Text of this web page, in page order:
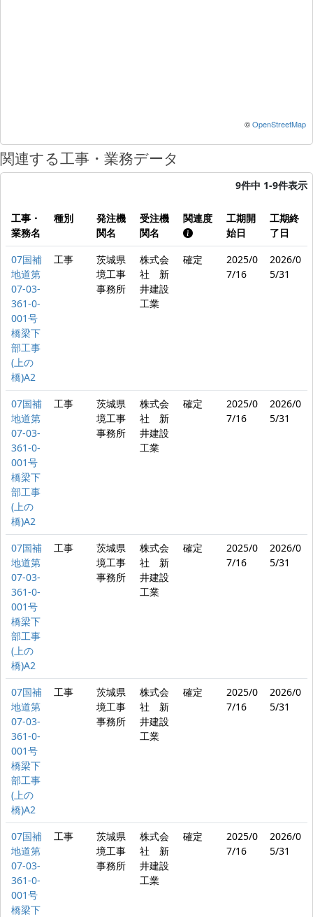
©OpenStreetMap
関連する工事・業務データ
9件中 1-9件表示
工事・
業務名
種別
発注機
関名
受注機
関名
関連度
工期開
始日
工期終
了日
07国補
地道第
07-03-
361-0-
001号
橋梁下
部工事
(上の
橋)A2
工事
茨城県
境工事
事務所
株式会
社 新
井建設
工業
確定
2025/0
7/16
2026/0
5/31
07国補
地道第
07-03-
361-0-
001号
橋梁下
部工事
(上の
橋)A2
工事
茨城県
境工事
事務所
株式会
社 新
井建設
工業
確定
2025/0
7/16
2026/0
5/31
07国補
地道第
07-03-
361-0-
001号
橋梁下
部工事
(上の
橋)A2
工事
茨城県
境工事
事務所
株式会
社 新
井建設
工業
確定
2025/0
7/16
2026/0
5/31
07国補
地道第
07-03-
361-0-
001号
橋梁下
部工事
(上の
橋)A2
工事
茨城県
境工事
事務所
株式会
社 新
井建設
工業
確定
2025/0
7/16
2026/0
5/31
07国補
地道第
07-03-
361-0-
001号
橋梁下
工事
茨城県
境工事
事務所
株式会
社 新
井建設
工業
確定
2025/0
7/16
2026/0
5/31